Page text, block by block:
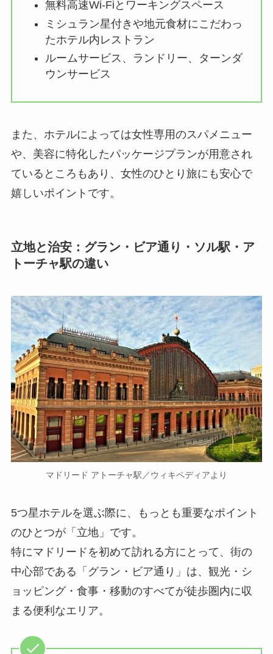
無料高速Wi-Fiとワーキングスペース
ミシュラン星付きや地元食材にこだわっ
たホテル内レストラン
ルームサービス、ランドリー、ターンダ
ウンサービス
また、ホテルによっては女性専用のスパメニュー
や、美容に特化したパッケージプランが用意され
ているところもあり、女性のひとり旅にも安心で
嬉しいポイントです。
立地と治安：グラン・ビア通り・ソル駅・ア
トーチャ駅の違い
マドリード アトーチャ駅／ウィキペディアより
5つ星ホテルを選ぶ際に、もっとも重要なポイント
のひとつが「立地」です。
特にマドリードを初めて訪れる方にとって、街の
中心部である「グラン・ビア通り」は、観光・シ
ョッピング・食事・移動のすべてが徒歩圏内に収
まる便利なエリア。